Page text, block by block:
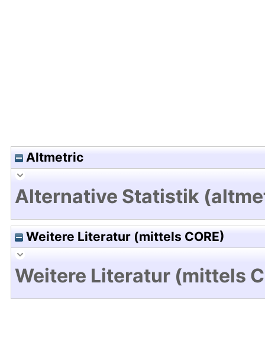
Altmetric
Alternative Statistik
Weitere Literatur (mittels CORE)
Weitere Literatur (mittels